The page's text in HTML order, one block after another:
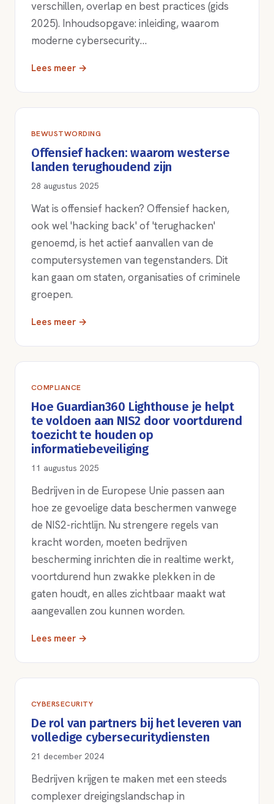
verschillen, overlap en best practices (gids
2025). Inhoudsopgave: inleiding, waarom
moderne cybersecurity…
Lees meer →
BEWUSTWORDING
Offensief hacken: waarom westerse
landen terughoudend zijn
28 augustus 2025
Wat is offensief hacken? Offensief hacken,
ook wel 'hacking back' of 'terughacken'
genoemd, is het actief aanvallen van de
computersystemen van tegenstanders. Dit
kan gaan om staten, organisaties of criminele
groepen.
Lees meer →
COMPLIANCE
Hoe Guardian360 Lighthouse je helpt
te voldoen aan NIS2 door voortdurend
toezicht te houden op
informatiebeveiliging
11 augustus 2025
Bedrijven in de Europese Unie passen aan
hoe ze gevoelige data beschermen vanwege
de NIS2-richtlijn. Nu strengere regels van
kracht worden, moeten bedrijven
bescherming inrichten die in realtime werkt,
voortdurend hun zwakke plekken in de
gaten houdt, en alles zichtbaar maakt wat
aangevallen zou kunnen worden.
Lees meer →
CYBERSECURITY
De rol van partners bij het leveren van
volledige cybersecuritydiensten
21 december 2024
Bedrijven krijgen te maken met een steeds
complexer dreigingslandschap in